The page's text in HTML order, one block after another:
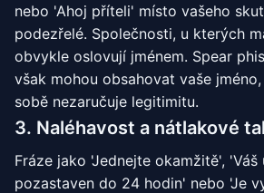
nebo 'Ahoj příteli' místo vašeho
podezřelé. Společnosti, u kterých
obvykle oslovují jménem. Spear
však mohou obsahovat vaše
sobě nezaručuje legitimitu.
3. Naléhavost a nátlakové
Fráze jako 'Jednejte okamžitě', 'Váš
pozastaven do 24 hodin' nebo 'Je